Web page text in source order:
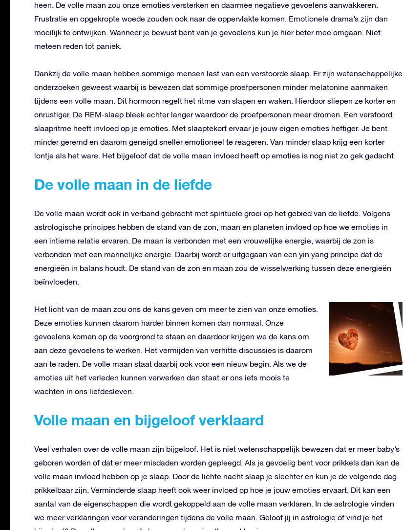
heen. De volle maan zou onze emoties versterken en daarmee negatieve gevoelens aanwakkeren.
Frustratie en opgekropte woede zouden ook naar de oppervlakte komen. Emotionele drama’s zijn dan
moeilijk te ontwijken. Wanneer je bewust bent van je gevoelens kun je hier beter mee omgaan. Niet
meteen reden tot paniek.
Dankzij de volle maan hebben sommige mensen last van een verstoorde slaap. Er zijn wetenschappelijke
onderzoeken geweest waarbij is bewezen dat sommige proefpersonen minder melatonine aanmaken
tijdens een volle maan. Dit hormoon regelt het ritme van slapen en waken. Hierdoor sliepen ze korter en
onrustiger. De REM-slaap bleek echter langer waardoor de proefpersonen meer dromen. Een verstoord
slaapritme heeft invloed op je emoties. Met slaaptekort ervaar je jouw eigen emoties heftiger. Je bent
minder geremd en daarom geneigd sneller emotioneel te reageren. Van minder slaap krijg een korter
lontje als het ware. Het bijgeloof dat de volle maan invloed heeft op emoties is nog niet zo gek gedacht.
De volle maan in de liefde
De volle maan wordt ook in verband gebracht met spirituele groei op het gebied van de liefde. Volgens
astrologische principes hebben de stand van de zon, maan en planeten invloed op hoe we emoties in
een intieme relatie ervaren. De maan is verbonden met een vrouwelijke energie, waarbij de zon is
verbonden met een mannelijke energie. Daarbij wordt er uitgegaan van een yin yang principe dat de
energieën in balans houdt. De stand van de zon en maan zou de wisselwerking tussen deze energieën
beïnvloeden.
Het licht van de maan zou ons de kans geven om meer te zien van onze emoties.
Deze emoties kunnen daarom harder binnen komen dan normaal. Onze
gevoelens komen op de voorgrond te staan en daardoor krijgen we de kans om
aan deze gevoelens te werken. Het vermijden van verhitte discussies is daarom
aan te raden. De volle maan staat daarbij ook voor een nieuw begin. Als we de
emoties uit het verleden kunnen verwerken dan staat er ons iets moois te
wachten in ons liefdesleven.
Volle maan en bijgeloof verklaard
Veel verhalen over de volle maan zijn bijgeloof. Het is niet wetenschappelijk bewezen dat er meer baby’s
geboren worden of dat er meer misdaden worden gepleegd. Als je gevoelig bent voor prikkels dan kan de
volle maan invloed hebben op je slaap. Door de lichte nacht slaap je slechter en kun je de volgende dag
prikkelbaar zijn. Verminderde slaap heeft ook weer invloed op hoe je jouw emoties ervaart. Dit kan een
aantal van de eigenschappen die wordt gekoppeld aan de volle maan verklaren. In de astrologie vinden
we meer verklaringen voor veranderingen tijdens de volle maan. Geloof jij in astrologie of vind je het